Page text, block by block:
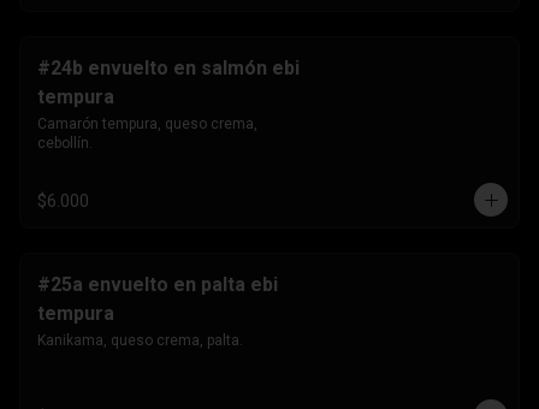
#24b envuelto en salmón ebi
tempura
Camarón tempura, queso crema,
cebollín.
$6.000
#25a envuelto en palta ebi
tempura
Kanikama, queso crema, palta.